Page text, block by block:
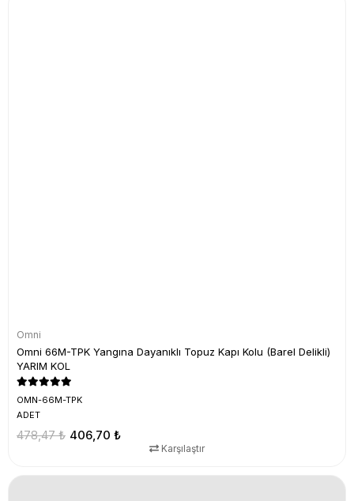
Omni
Omni 66M-TPK Yangına Dayanıklı Topuz Kapı Kolu (Barel Delikli)
YARIM KOL
OMN-66M-TPK
ADET
406,70 ₺
478,47 ₺
Karşılaştır